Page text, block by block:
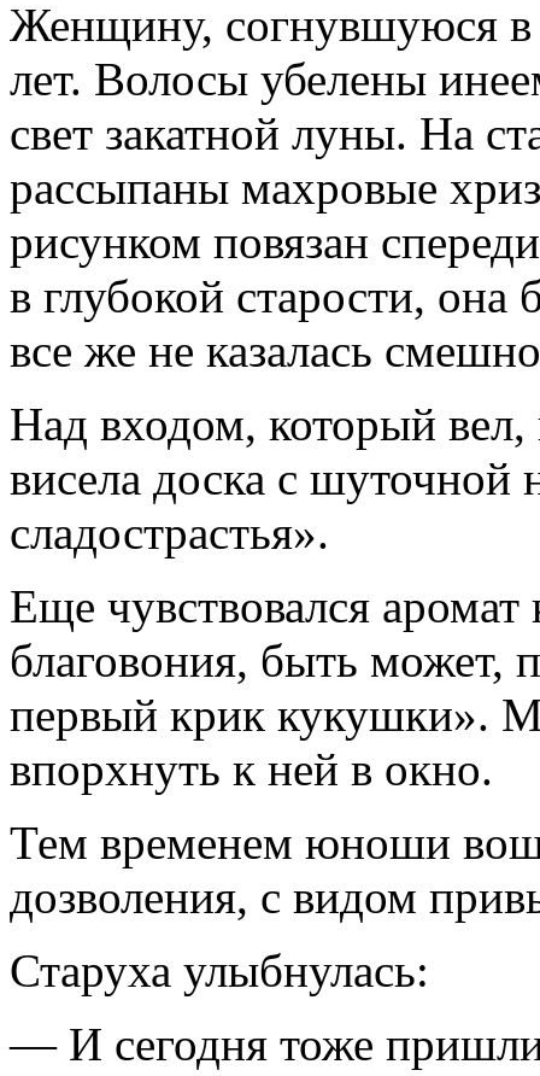
Женщину, согнувшуюся в
лет. Во­лосы убелены
свет закатной луны. На
рассыпаны махровые
рисунком повязан
в глубокой старости,
все же не казалась
Над входом, который
висела доска с
сладострастья».
Еще чувствовался аромат
благовония, быть может,
первый крик кукушки».
впорхнуть к ней в окно.
Тем временем юноши
дозволения, с видом
Старуха улыбнулась:
— И сегодня тоже